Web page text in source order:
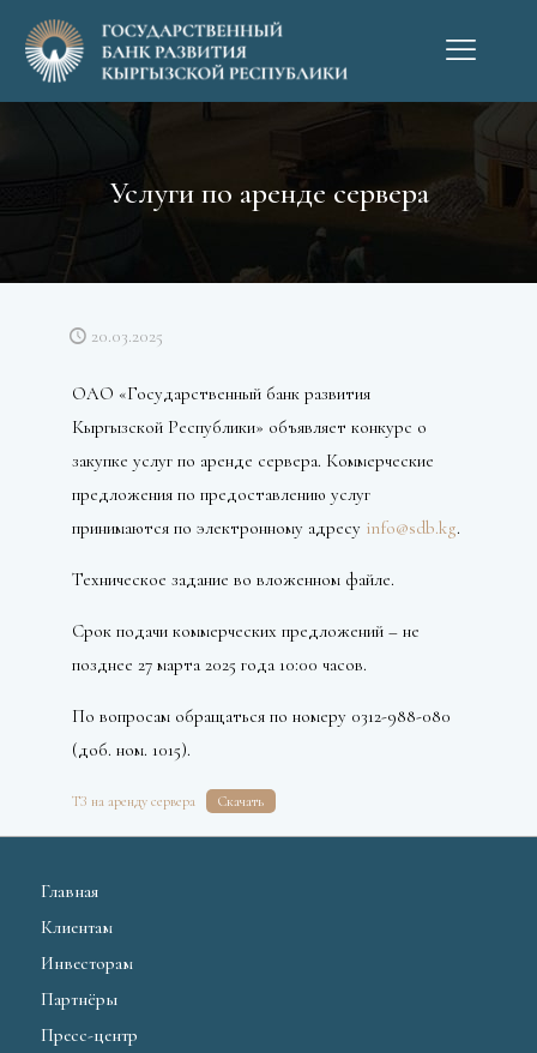
Услуги по аренде сервера
20.03.2025
ОАО «Государственный банк развития
Кыргызской Республики» объявляет конкурс о
закупке услуг по аренде сервера. Коммерческие
предложения по предоставлению услуг
принимаются по электронному адресу info@sdb.kg.
Техническое задание во вложенном файле.
Срок подачи коммерческих предложений – не
позднее 27 марта 2025 года 10:00 часов.
По вопросам обращаться по номеру 0312-988-080
(доб. ном. 1015).
ТЗ на аренду сервера Скачать
Главная
Клиентам
Инвесторам
Партнёры
Пресс-центр